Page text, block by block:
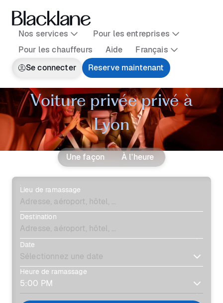
Nos services
Pour les entreprises
Pour les chauffeurs
Aide
Français
Se connecter
Reserve maintenant
Voiture privée privé à
Lyon
Une façon À l'heure
Lieu de ramassage
Destination
Date
Heure de ramassage